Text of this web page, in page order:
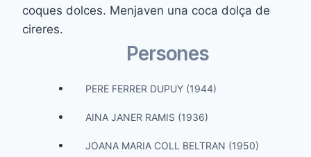
coques dolces. Menjaven una coca dolça de
cireres.
Persones
PERE FERRER DUPUY (1944)
AINA JANER RAMIS (1936)
JOANA MARIA COLL BELTRAN (1950)